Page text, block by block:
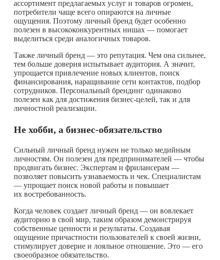
ассортимент предлагаемых услуг и товаров огромен,
потребители чаще всего опираются на личные
ощущения. Поэтому личный бренд будет особенно
полезен в высококонкурентных нишах — помогает
выделиться среди аналогичных товаров.
Также личный бренд — это репутация. Чем она сильнее,
тем больше доверия испытывает аудитория. А значит,
упрощается привлечение новых клиентов, поиск
финансирования, наращивание сети контактов, подбор
сотрудников. Персональный брендинг одинаково
полезен как для достижения бизнес-целей, так и для
личностной реализации.
Не хобби, а бизнес-обязательство
Сильный личный бренд нужен не только медийным
личностям. Он полезен для предпринимателей — чтобы
продвигать бизнес. Экспертам и фрилансерам —
позволяет повысить узнаваемость и чек. Специалистам
— упрощает поиск новой работы и повышает
их востребованность.
Когда человек создает личный бренд — он вовлекает
аудиторию в свой мир, таким образом демонстрируя
собственные ценности и результаты. Создавая
ощущение причастности пользователей к своей жизни,
стимулирует доверие и лояльное отношение. Это — его
своеобразное обязательство.